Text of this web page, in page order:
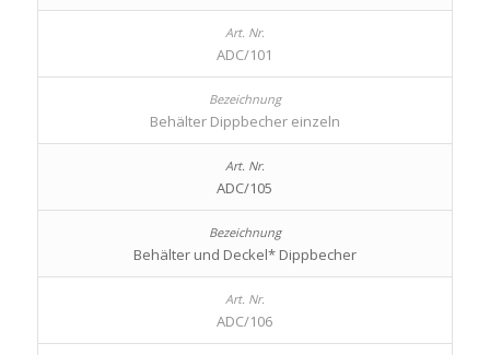
ADC/101
Behälter Dippbecher einzeln
ADC/105
Behälter und Deckel* Dippbecher
ADC/106